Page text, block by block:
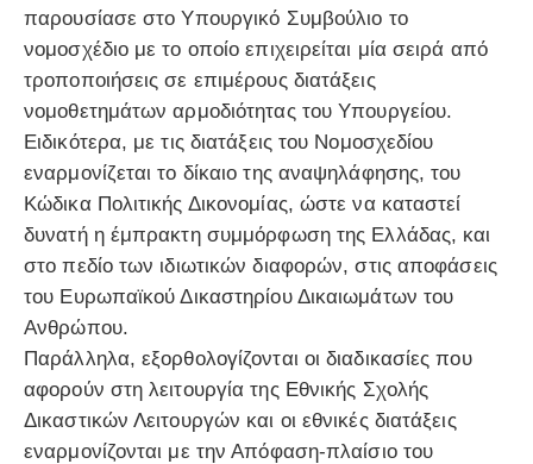
παρουσίασε στο Υπουργικό Συμβούλιο το
νομοσχέδιο με το οποίο επιχειρείται μία σειρά από
τροποποιήσεις σε επιμέρους διατάξεις
νομοθετημάτων αρμοδιότητας του Υπουργείου.
Ειδικότερα, με τις διατάξεις του Νομοσχεδίου
εναρμονίζεται το δίκαιο της αναψηλάφησης, του
Κώδικα Πολιτικής Δικονομίας, ώστε να καταστεί
δυνατή η έμπρακτη συμμόρφωση της Ελλάδας, και
στο πεδίο των ιδιωτικών διαφορών, στις αποφάσεις
του Ευρωπαϊκού Δικαστηρίου Δικαιωμάτων του
Ανθρώπου.
Παράλληλα, εξορθολογίζονται οι διαδικασίες που
αφορούν στη λειτουργία της Εθνικής Σχολής
Δικαστικών Λειτουργών και οι εθνικές διατάξεις
εναρμονίζονται με την Απόφαση-πλαίσιο του